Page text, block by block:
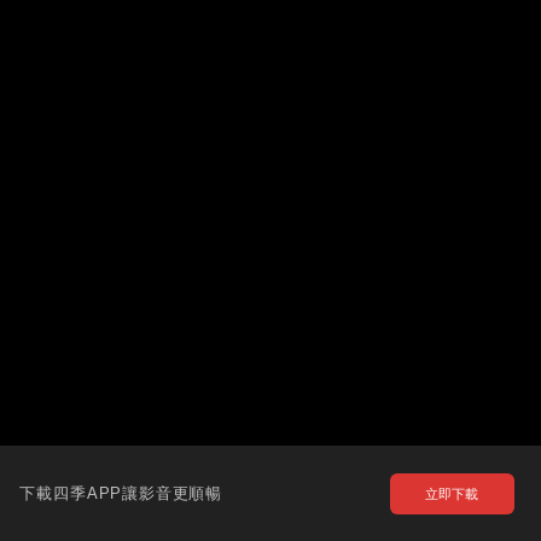
下載四季APP讓影音更順暢 立即下載